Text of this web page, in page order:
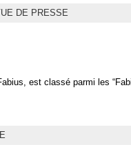
DE PRESSE
est classé parmi les